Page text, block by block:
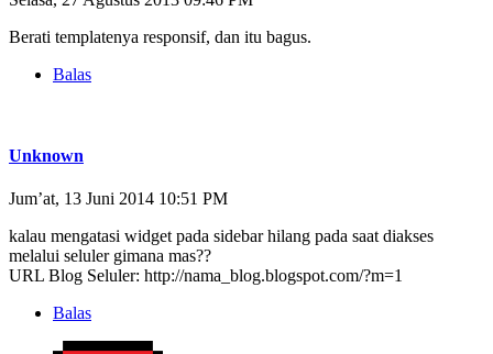
Berati templatenya responsif, dan itu bagus.
Balas
Unknown
Jum’at, 13 Juni 2014 10:51 PM
kalau mengatasi widget pada sidebar hilang pada saat diakses
melalui seluler gimana mas??
URL Blog Seluler: http://nama_blog.blogspot.com/?m=1
Balas